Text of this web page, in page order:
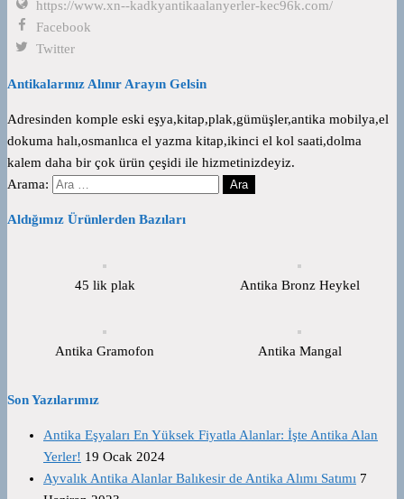
https://www.xn--kadkyantikaalanyerler-kec96k.com/
Facebook
Twitter
Antikalarınız Alınır Arayın Gelsin
Adresinden komple eski eşya,kitap,plak,gümüşler,antika mobilya,el
dokuma halı,osmanlıca el yazma kitap,ikinci el kol saati,dolma
kalem daha bir çok ürün çeşidi ile hizmetinizdeyiz.
Arama:
Aldığımız Ürünlerden Bazıları
45 lik plak Antika Bronz Heykel
Antika Gramofon Antika Mangal
Son Yazılarımız
Antika Eşyaları En Yüksek Fiyatla Alanlar: İşte Antika Alan
Yerler! 19 Ocak 2024
Ayvalık Antika Alanlar Balıkesir de Antika Alımı Satımı 7